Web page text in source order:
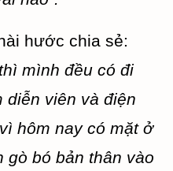
hước chia sẻ:
mình đều có đi
diễn viên và điện
hôm nay có mặt ở
gò bó bản thân vào